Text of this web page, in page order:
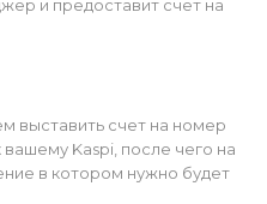
и предоставит счет на
выставить счет на номер
Kaspi, после чего на
в котором нужно будет